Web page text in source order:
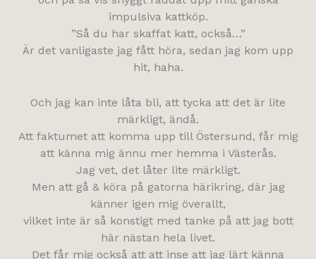
impulsiva kattköp.
”Så du har skaffat katt, också…”
Är det vanligaste jag fått höra, sedan jag kom upp
hit, haha.
Och jag kan inte låta bli, att tycka att det är lite
märkligt, ändå.
Att faktumet att komma upp till Östersund, får mig
att känna mig ännu mer hemma i Västerås.
Jag vet, det låter lite märkligt.
Men att gå & köra på gatorna härikring, där jag
känner igen mig överallt,
vilket inte är så konstigt med tanke på att jag bott
här nästan hela livet.
Det får mig också att att inse att jag lärt känna